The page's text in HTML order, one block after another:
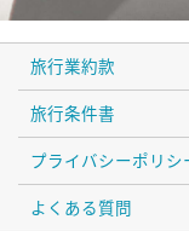
旅行業約款
旅行条件書
プライバシーポリシ
よくある質問